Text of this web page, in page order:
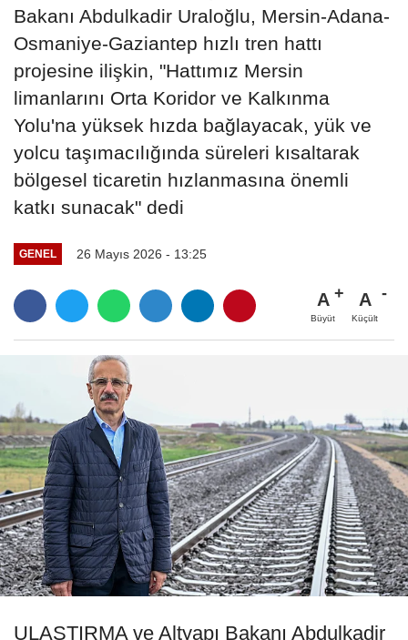
Bakanı Abdulkadir Uraloğlu, Mersin-Adana-
Osmaniye-Gaziantep hızlı tren hattı
projesine ilişkin, "Hattımız Mersin
limanlarını Orta Koridor ve Kalkınma
Yolu'na yüksek hızda bağlayacak, yük ve
yolcu taşımacılığında süreleri kısaltarak
bölgesel ticaretin hızlanmasına önemli
katkı sunacak" dedi
GENEL 26 Mayıs 2026 - 13:25
A
Büyüt
A
Küçült
ULAŞTIRMA ve Altyapı Bakanı Abdulkadir